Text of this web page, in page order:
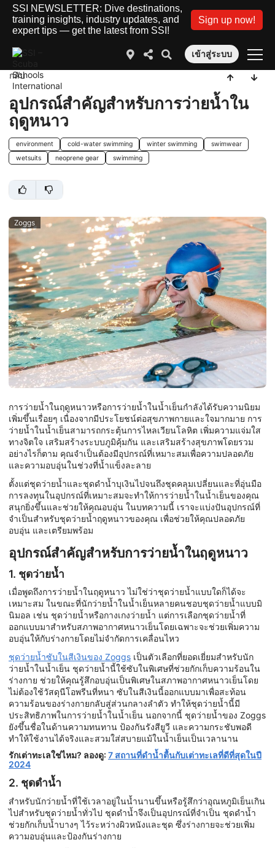
SSI NEWSLETTER: Dive destinations,
training insights, industry updates, and
expert tips — get the latest from SSI!
Sign up now!
เข้าสู่ระบบ
กลับ
อุปกรณ์สำคัญสำหรับการว่ายน้ำใน
ฤดูหนาว
environment cold-water swimming winter swimming
swimwear
wetsuits
neoprene gear swimming
Zoggs
การว่ายน้ำในฤดูหนาวหรือการว่ายน้ำในน้ำเย็นกำลังได้รับความนิยม
เพิ่มขึ้นเรื่อยๆ เนื่องจากมีประโยชน์ต่อสุขภาพกายและใจมากมาย การ
ว่ายน้ำในน้ำเย็นสามารถกระตุ้นการไหลเวียนโลหิต เพิ่มความแจ่มใส
ทางจิตใจ เสริมสร้างระบบภูมิคุ้มกัน และเสริมสร้างสุขภาพโดยรวม
อย่างไรก็ตาม คุณจำเป็นต้องมีอุปกรณ์ที่เหมาะสมเพื่อความปลอดภัย
และความอบอุ่นในช่วงที่น้ำแข็งละลาย
ตั้งแต่ชุดว่ายน้ำและชุดดำน้ำบุเงินไปจนถึงชุดคลุมเปลี่ยนและที่อุ่นมือ
การลงทุนในอุปกรณ์ที่เหมาะสมจะทำให้การว่ายน้ำในน้ำเย็นของคุณ
สนุกยิ่งขึ้นและช่วยให้คุณอบอุ่น ในบทความนี้ เราจะแบ่งปันอุปกรณ์ที่
จำเป็นสำหรับชุดว่ายน้ำฤดูหนาวของคุณ เพื่อช่วยให้คุณปลอดภัย
อบอุ่น และเตรียมพร้อม
อุปกรณ์สำคัญสำหรับการว่ายน้ำในฤดูหนาว
1. ชุดว่ายน้ำ
เมื่อพูดถึงการว่ายน้ำในฤดูหนาว ไม่ใช่ว่าชุดว่ายน้ำแบบใดก็ได้จะ
เหมาะสม ในขณะที่นักว่ายน้ำในน้ำเย็นหลายคนชอบชุดว่ายน้ำแบบมิ
นิมอล เช่น ชุดว่ายน้ำหรือกางเกงว่ายน้ำ แต่การเลือกชุดว่ายน้ำที่
ออกแบบมาสำหรับสภาพอากาศหนาวเย็นโดยเฉพาะจะช่วยเพิ่มความ
อบอุ่นให้กับร่างกายโดยไม่จำกัดการเคลื่อนไหว
ชุดว่ายน้ำซับในสีเงินของ Zoggs เป็นตัวเลือกที่ยอดเยี่ยมสำหรับนัก
ว่ายน้ำในน้ำเย็น ชุดว่ายน้ำนี้ใช้ซับในพิเศษที่ช่วยกักเก็บความร้อนใน
ร่างกาย ช่วยให้คุณรู้สึกอบอุ่นเป็นพิเศษในสภาพอากาศหนาวเย็นโดย
ไม่ต้องใช้วัสดุนีโอพรีนที่หนา ซับในสีเงินนี้ออกแบบมาเพื่อสะท้อน
ความร้อนของร่างกายกลับสู่ส่วนกลางลำตัว ทำให้ชุดว่ายน้ำนี้มี
ประสิทธิภาพในการว่ายน้ำในน้ำเย็น นอกจากนี้ ชุดว่ายน้ำของ Zoggs
ยังขึ้นชื่อในด้านความทนทาน ป้องกันรังสียูวี และความกระชับพอดี
ทำให้ใช้งานได้จริงและสวมใส่สบายแม้ในน้ำเย็นเป็นเวลานาน
รักเต่าทะเลใช่ไหม? ลองดู: 7 สถานที่ดำน้ำตื้นกับเต่าทะเลที่ดีที่สุดในปี
2024
2. ชุดดำน้ำ
สำหรับนักว่ายน้ำที่ใช้เวลาอยู่ในน้ำนานขึ้นหรือรู้สึกว่าอุณหภูมิเย็นเกิน
ไปสำหรับชุดว่ายน้ำทั่วไป ชุดดำน้ำจึงเป็นอุปกรณ์ที่จำเป็น ชุดดำน้ำ
ช่วยกักเก็บน้ำบางๆ ไว้ระหว่างผิวหนังและชุด ซึ่งร่างกายจะช่วยเพิ่ม
ความอบอุ่นและป้องกันร่างกาย